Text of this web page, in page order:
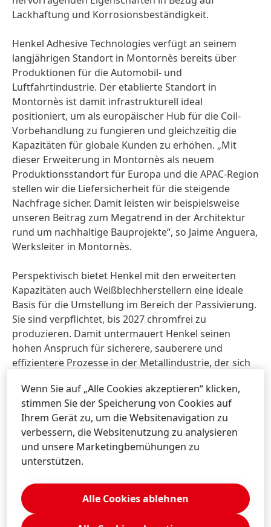
Lackhaftung und Korrosionsbeständigkeit.
Henkel Adhesive Technologies verfügt an seinem
langjährigen Standort in Montornès bereits über
Produktionen für die Automobil- und
Luftfahrtindustrie. Der etablierte Standort in
Montornès ist damit infrastrukturell ideal
positioniert, um als europäischer Hub für die Coil-
Vorbehandlung zu fungieren und gleichzeitig die
Kapazitäten für globale Kunden zu erhöhen. „Mit
dieser Erweiterung in Montornès als neuem
Produktionsstandort für Europa und die APAC-Region
stellen wir die Liefersicherheit für die steigende
Nachfrage sicher. Damit leisten wir beispielsweise
unseren Beitrag zum Megatrend in der Architektur
rund um nachhaltige Bauprojekte“, so Jaime Anguera,
Werksleiter in Montornès.
Perspektivisch bietet Henkel mit den erweiterten
Kapazitäten auch Weißblechherstellern eine ideale
Basis für die Umstellung im Bereich der Passivierung.
Sie sind verpflichtet, bis 2027 chromfrei zu
produzieren. Damit untermauert Henkel seinen
hohen Anspruch für sicherere, sauberere und
effizientere Prozesse in der Metallindustrie, der sich
REinvent“ widerspiegelt. Das Ziel ist ein
kontinuierlicher Optimierungsprozess, der auf der
Weiterentwicklung von Produkten, Prozessen und
Anwendungen basiert. Damit soll den Kunden ein
Höchstmaß an Leistung geboten und gleichzeitig die
Ressourcen unseres Planeten geschont werden. „Wir
Metallvorbehandlung für unsere Kunden, deren
Mitarbeiter und die Umwelt nachhaltiger zu
gestalten. Die CO
-neutrale Produktion in Montornès
Wenn Sie auf „Alle Cookies akzeptieren“ klicken,
stimmen Sie der Speicherung von Cookies auf
Ihrem Gerät zu, um die Websitenavigation zu
verbessern, die Websitenutzung zu analysieren
und unsere Marketingbemühungen zu
unterstützen.
Alle Cookies ablehnen